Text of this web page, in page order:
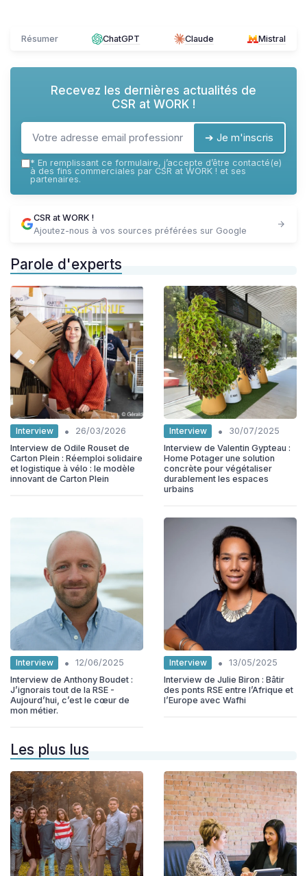
Résumer ChatGPT Claude Mistral
Recevez les dernières actualités de
CSR at WORK !
➔ Je m'inscris
* En remplissant ce formulaire, j’accepte d’être contacté(e)
à des fins commerciales par CSR at WORK ! et ses
partenaires.
CSR at WORK !
Ajoutez-nous à vos sources préférées sur Google
Parole d'experts
Interview •
26/03/2026
Interview de Odile Rouset de
Carton Plein : Réemploi solidaire
et logistique à vélo : le modèle
innovant de Carton Plein
Interview •
30/07/2025
Interview de Valentin Gypteau :
Home Potager une solution
concrète pour végétaliser
durablement les espaces
urbains
Interview •
12/06/2025
Interview de Anthony Boudet :
J’ignorais tout de la RSE -
Aujourd’hui, c’est le cœur de
mon métier.
Interview •
13/05/2025
Interview de Julie Biron : Bâtir
des ponts RSE entre l’Afrique et
l’Europe avec Wafhi
Les plus lus